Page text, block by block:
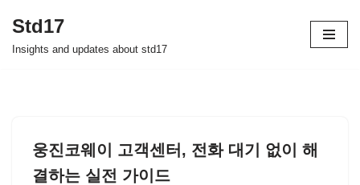
Skip
Std17
Insights and updates about std17
웅진코웨이 고객센터, 전화 대기 없이 해
결하는 실전 가이드